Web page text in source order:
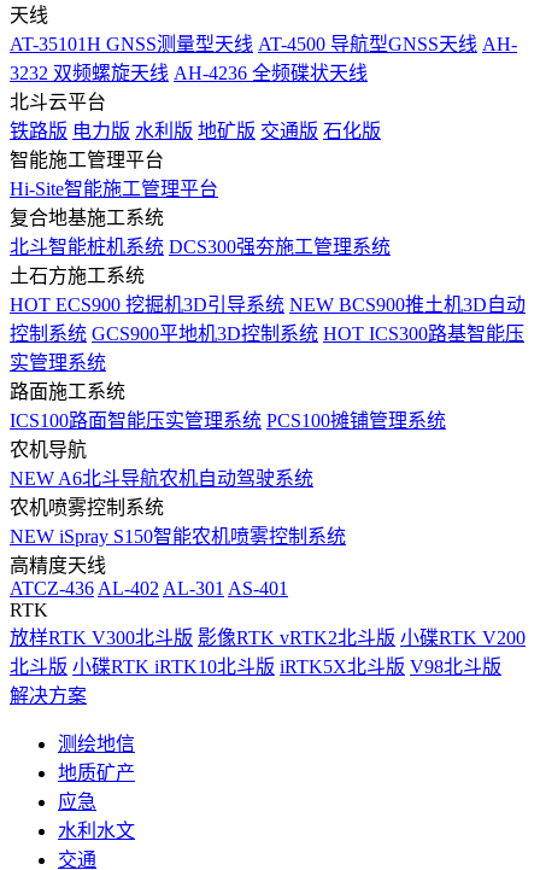
天线
AT-35101H GNSS测量型天线 AT-4500 导航型GNSS天线 AH-
3232 双频螺旋天线 AH-4236 全频碟状天线
北斗云平台
铁路版 电力版 水利版 地矿版 交通版 石化版
智能施工管理平台
Hi-Site智能施工管理平台
复合地基施工系统
北斗智能桩机系统 DCS300强夯施工管理系统
土石方施工系统
HOT ECS900 挖掘机3D引导系统 NEW BCS900推土机3D自动
控制系统 GCS900平地机3D控制系统 HOT ICS300路基智能压
实管理系统
路面施工系统
ICS100路面智能压实管理系统 PCS100摊铺管理系统
农机导航
NEW A6北斗导航农机自动驾驶系统
农机喷雾控制系统
NEW iSpray S150智能农机喷雾控制系统
高精度天线
ATCZ-436 AL-402 AL-301 AS-401
RTK
放样RTK V300北斗版 影像RTK vRTK2北斗版 小碟RTK V200
北斗版 小碟RTK iRTK10北斗版 iRTK5X北斗版 V98北斗版
解决方案
测绘地信
地质矿产
应急
水利水文
交通